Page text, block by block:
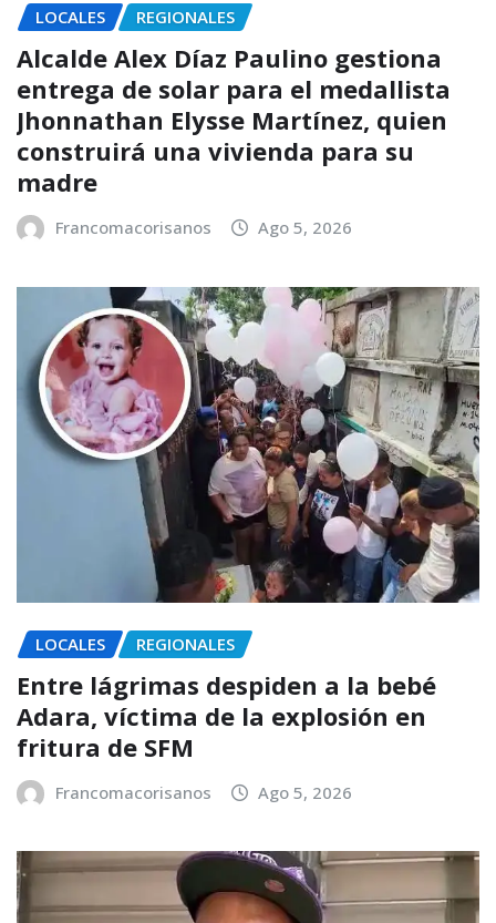
LOCALES REGIONALES
Alcalde Alex Díaz Paulino gestiona
entrega de solar para el medallista
Jhonnathan Elysse Martínez, quien
construirá una vivienda para su
madre
Francomacorisanos Ago 5, 2026
LOCALES REGIONALES
Entre lágrimas despiden a la bebé
Adara, víctima de la explosión en
fritura de SFM
Francomacorisanos Ago 5, 2026